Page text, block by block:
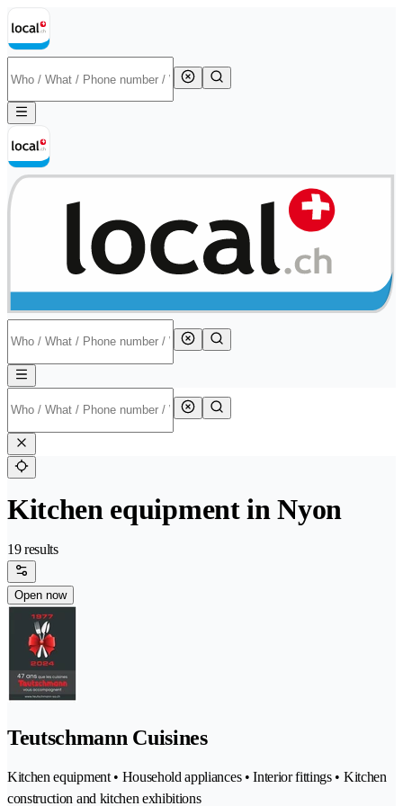
Kitchen equipment in Nyon
19 results
Open now
Teutschmann Cuisines
Kitchen equipment • Household appliances • Interior fittings • Kitchen
construction and kitchen exhibitions